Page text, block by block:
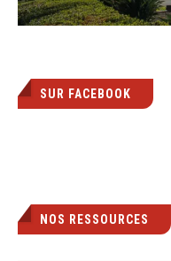
SUR FACEBOOK
NOS RESSOURCES